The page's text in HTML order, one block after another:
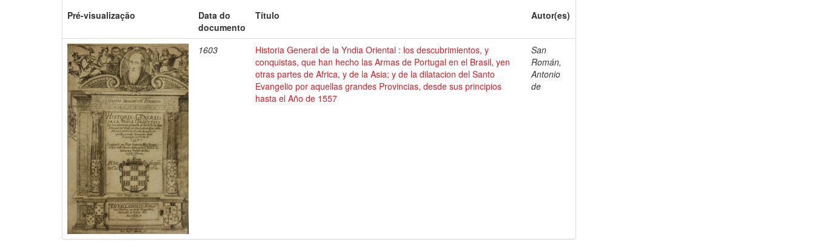
Pré-visualização
Data do
documento
Título Autor(es)
1603
Historia General de la Yndia Oriental : los descubrimientos, y
conquistas, que han hecho las Armas de Portugal en el Brasil, yen
otras partes de Africa, y de la Asia; y de la dilatacion del Santo
Evangelio por aquellas grandes Provincias, desde sus principios
hasta el Año de 1557
San
Román,
Antonio
de